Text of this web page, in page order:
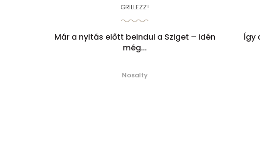
GRILLEZZ!
Már a nyitás előtt beindul a Sziget – idén
még...
Nosalty
Így